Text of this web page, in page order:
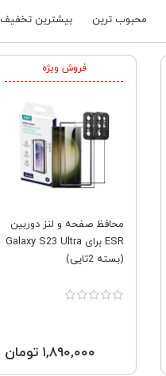
محبوب ترین بیشترین تخفیف
فروش ویژه
محافظ صفحه و لنز دوربین
ESR برای Galaxy S23 Ultra
(بسته 2تایی)
۱,۸۹۰,۰۰۰ تومان